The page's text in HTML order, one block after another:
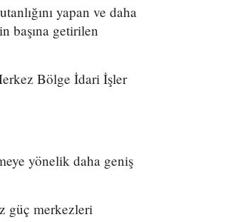
yapan ve daha
başına getirilen
Bölge İdari İşler
yönelik daha geniş
güç merkezleri